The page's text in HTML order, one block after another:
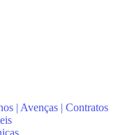
| Avenças | Contratos